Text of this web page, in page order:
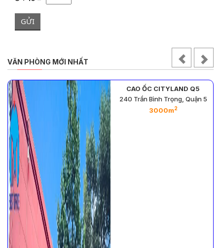
GỬI
VĂN PHÒNG MỚI NHẤT
CAO ỐC CITYLAND Q5
240 Trần Bình Trọng, Quận 5
3000m2